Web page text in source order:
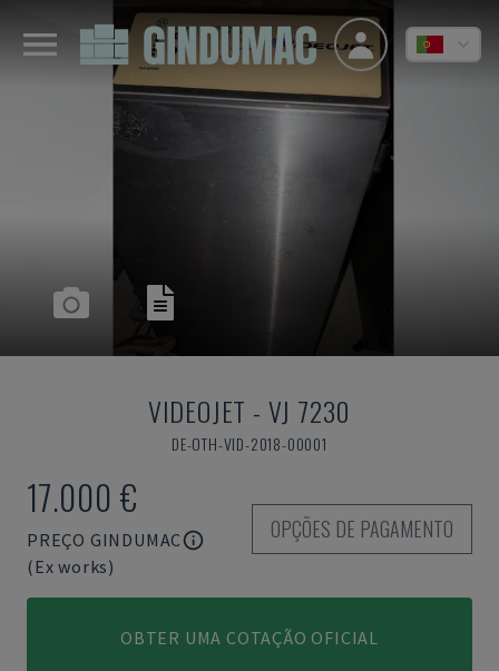
VIDEOJET - VJ 7230
DE-OTH-VID-2018-00001
17.000 €
PREÇO GINDUMAC
(Ex works)
OPÇÕES DE PAGAMENTO
OBTER UMA COTAÇÃO OFICIAL